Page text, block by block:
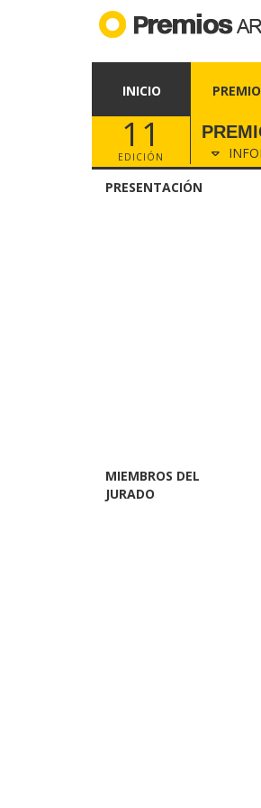
INICIO
11
EDICIÓN
PRESENTACIÓN
MIEMBROS DEL
JURADO